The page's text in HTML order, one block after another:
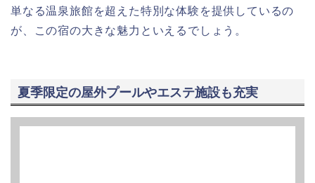
単なる温泉旅館を超えた特別な体験を提供しているの
が、この宿の大きな魅力といえるでしょう。
夏季限定の屋外プールやエステ施設も充実